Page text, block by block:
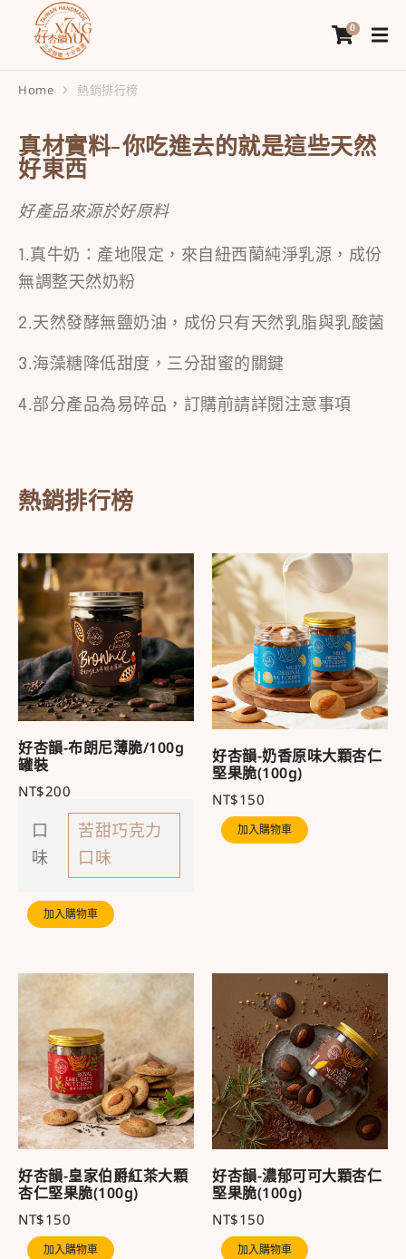
You are here:
Home 熱銷排行榜
真材實料-你吃進去的就是這些天然
好東西
好產品來源於好原料
1.真牛奶：產地限定，來自紐西蘭純淨乳源，成份
無調整天然奶粉
2.天然發酵無鹽奶油，成份只有天然乳脂與乳酸菌
3.海藻糖降低甜度，三分甜蜜的關鍵
4.部分產品為易碎品，訂購前請詳閱注意事項
熱銷排行榜
口
味
苦甜巧克力
口味
好杏韻-布朗尼薄脆/100g
罐裝
NT$200
加入購物車
好杏韻-奶香原味大顆杏仁
堅果脆(100g)
NT$150
加入購物車
好杏韻-皇家伯爵紅茶大顆
杏仁堅果脆(100g)
NT$150
加入購物車
好杏韻-濃郁可可大顆杏仁
堅果脆(100g)
NT$150
加入購物車